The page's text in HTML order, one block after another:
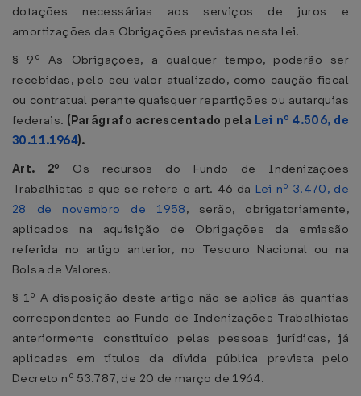
dotações necessárias aos serviços de juros e
amortizações das Obrigações previstas nesta lei.
§ 9º As Obrigações, a qualquer tempo, poderão ser
recebidas, pelo seu valor atualizado, como caução fiscal
ou contratual perante quaisquer repartições ou autarquias
federais. (Parágrafo acrescentado pela Lei nº 4.506, de
30.11.1964).
Art. 2º Os recursos do Fundo de Indenizações
Trabalhistas a que se refere o art. 46 da Lei nº 3.470, de
28 de novembro de 1958, serão, obrigatoriamente,
aplicados na aquisição de Obrigações da emissão
referida no artigo anterior, no Tesouro Nacional ou na
Bolsa de Valores.
§ 1º A disposição deste artigo não se aplica às quantias
correspondentes ao Fundo de Indenizações Trabalhistas
anteriormente constituído pelas pessoas jurídicas, já
aplicadas em títulos da dívida pública prevista pelo
Decreto nº 53.787, de 20 de março de 1964.